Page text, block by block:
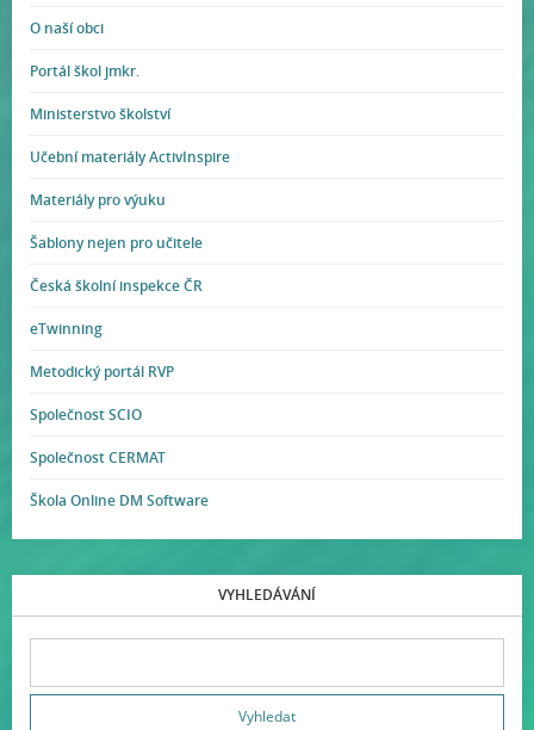
O naší obci
Portál škol jmkr.
Ministerstvo školství
Učební materiály ActivInspire
Materiály pro výuku
Šablony nejen pro učitele
Česká školní inspekce ČR
eTwinning
Metodický portál RVP
Společnost SCIO
Společnost CERMAT
Škola Online DM Software
VYHLEDÁVÁNÍ